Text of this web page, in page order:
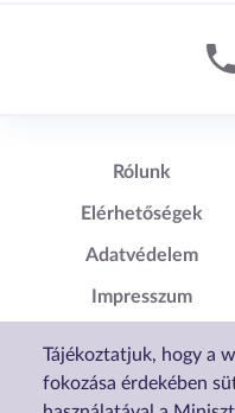
Tájékoztatjuk, hogy a
fokozása érdekében
Lábléc1
Rólunk
Elérhetőségek
Adatvédelem
Impresszum
Nyilatkozat